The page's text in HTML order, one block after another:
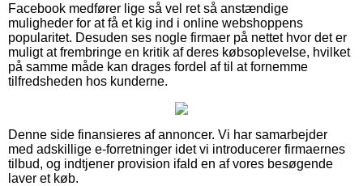
Facebook medfører lige så vel ret så anstændige
muligheder for at få et kig ind i online webshoppens
popularitet. Desuden ses nogle firmaer på nettet hvor det er
muligt at frembringe en kritik af deres købsoplevelse, hvilket
på samme måde kan drages fordel af til at fornemme
tilfredsheden hos kunderne.
Denne side finansieres af annoncer. Vi har samarbejder
med adskillige e-forretninger idet vi introducerer firmaernes
tilbud, og indtjener provision ifald en af vores besøgende
laver et køb.